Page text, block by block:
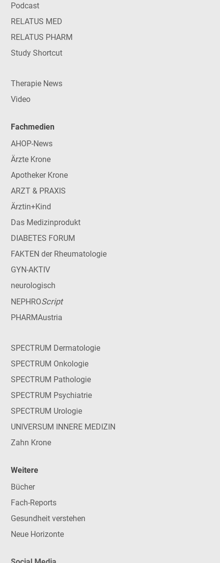
Podcast
RELATUS MED
RELATUS PHARM
Study Shortcut
Therapie News
Video
Fachmedien
AHOP-News
Ärzte Krone
Apotheker Krone
ARZT & PRAXIS
Ärztin+Kind
Das Medizinprodukt
DIABETES FORUM
FAKTEN der Rheumatologie
GYN-AKTIV
neurologisch
NEPHROScript
PHARMAustria
SPECTRUM Dermatologie
SPECTRUM Onkologie
SPECTRUM Pathologie
SPECTRUM Psychiatrie
SPECTRUM Urologie
UNIVERSUM INNERE MEDIZIN
Zahn Krone
Weitere
Bücher
Fach-Reports
Gesundheit verstehen
Neue Horizonte